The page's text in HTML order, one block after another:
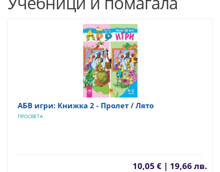
АБВ игри: Книжка 2 - Пролет / Лято
ПРОСВЕТА
10,05 € | 19,66 лв.